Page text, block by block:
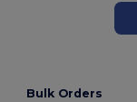
Bulk Orders